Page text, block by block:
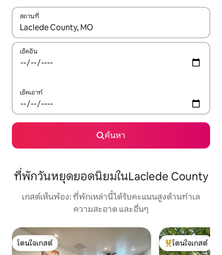
สถานที่
ใช้ลูกศรขึ้นลง หรือใช้การสัมผัสหรือปัด เพื่อสำรวจผลการค้นหา
เช็คอิน
เช็คเอาท์
ค้นหา
ที่พักวันหยุดยอดนิยมในLaclede County
เกสต์เห็นพ้อง: ที่พักเหล่านี้ได้รับคะแนนสูงด้านทำเล
ความสะอาด และอื่นๆ
โดนใจเกสต์
โดนใจเกสต์
โดนใจเกสต์ที่สุด
โดนใจเกสต์